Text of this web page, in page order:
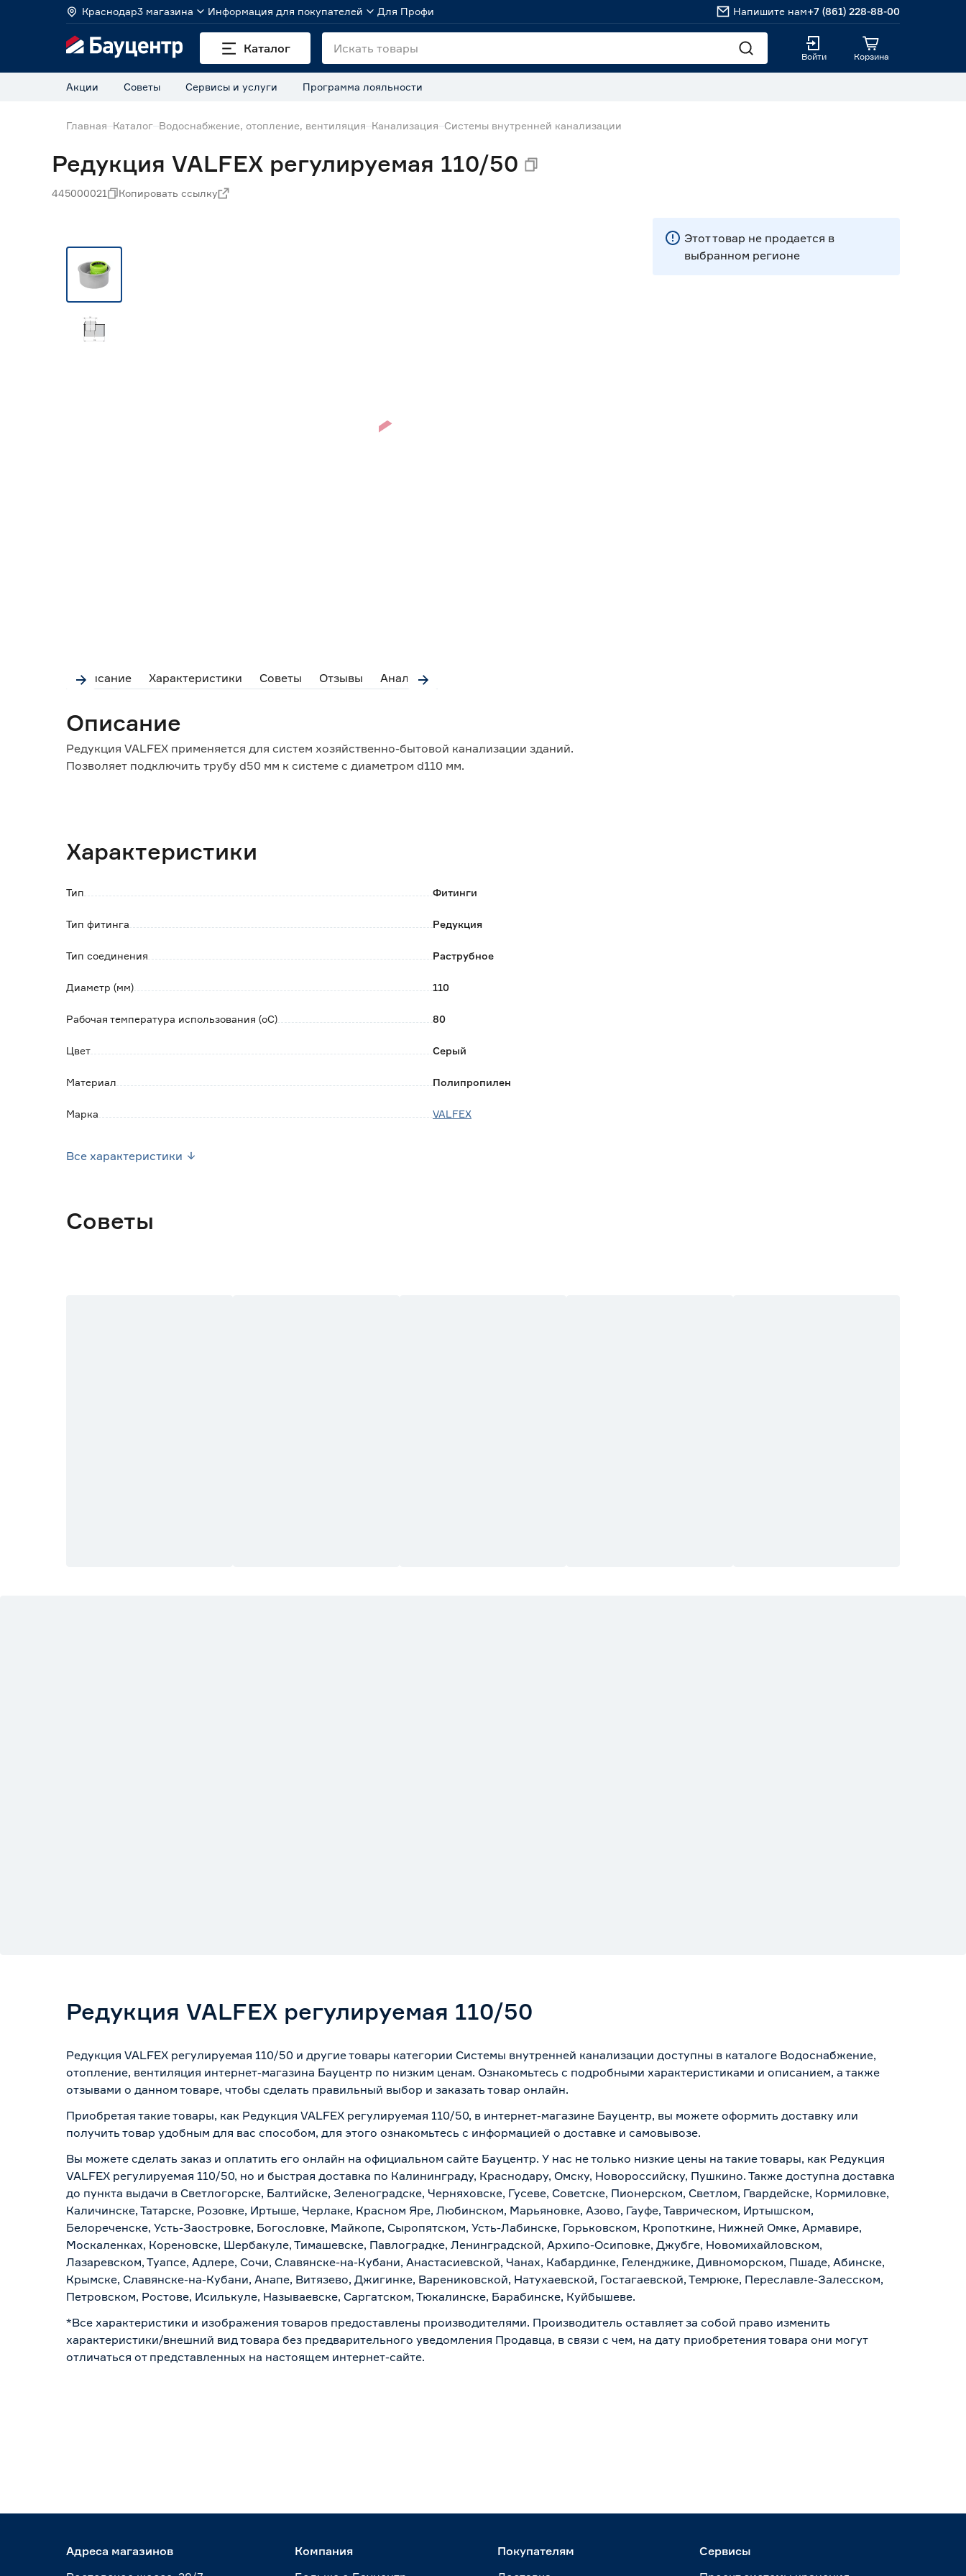
Краснодар3 магазина Информация для покупателей Для Профи Напишите нам+7 (861) 228-88-00
Каталог
Войти Корзина
Акции Советы Сервисы и услуги Программа лояльности
Главная Каталог Водоснабжение, отопление, вентиляция Канализация Системы внутренней канализации
Редукция VALFEX регулируемая 110/50
445000021 Копировать ссылку
Описание Характеристики Советы Отзывы Аналоги
Описание
Редукция VALFEX применяется для систем хозяйственно-бытовой канализации зданий.
Позволяет подключить трубу d50 мм к системе с диаметром d110 мм.
Характеристики
Тип Фитинги
Тип фитинга Редукция
Тип соединения Раструбное
Диаметр (мм) 110
Рабочая температура использования (оС) 80
Цвет Серый
Материал Полипропилен
Марка VALFEX
Все характеристики
Этот товар не продается в
выбранном регионе
Советы
Редукция VALFEX регулируемая 110/50
Редукция VALFEX регулируемая 110/50 и другие товары категории Системы внутренней канализации доступны в каталоге Водоснабжение,
отопление, вентиляция интернет-магазина Бауцентр по низким ценам. Ознакомьтесь с подробными характеристиками и описанием, а также
отзывами о данном товаре, чтобы сделать правильный выбор и заказать товар онлайн.
Приобретая такие товары, как Редукция VALFEX регулируемая 110/50, в интернет-магазине Бауцентр, вы можете оформить доставку или
получить товар удобным для вас способом, для этого ознакомьтесь с информацией о доставке и самовывозе.
Вы можете сделать заказ и оплатить его онлайн на официальном сайте Бауцентр. У нас не только низкие цены на такие товары, как Редукция
VALFEX регулируемая 110/50, но и быстрая доставка по Калининграду, Краснодару, Омску, Новороссийску, Пушкино. Также доступна доставка
до пункта выдачи в Светлогорске, Балтийске, Зеленоградске, Черняховске, Гусеве, Советске, Пионерском, Светлом, Гвардейске, Кормиловке,
Каличинске, Татарске, Розовке, Иртыше, Черлаке, Красном Яре, Любинском, Марьяновке, Азово, Гауфе, Таврическом, Иртышском,
Белореченске, Усть-Заостровке, Богословке, Майкопе, Сыропятском, Усть-Лабинске, Горьковском, Кропоткине, Нижней Омке, Армавире,
Москаленках, Кореновске, Шербакуле, Тимашевске, Павлоградке, Ленинградской, Архипо-Осиповке, Джубге, Новомихайловском,
Лазаревском, Туапсе, Адлере, Сочи, Славянске-на-Кубани, Анастасиевской, Чанах, Кабардинке, Геленджике, Дивноморском, Пшаде, Абинске,
Крымске, Славянске-на-Кубани, Анапе, Витязево, Джигинке, Варениковской, Натухаевской, Гостагаевской, Темрюке, Переславле-Залесском,
Петровском, Ростове, Исилькуле, Называевске, Саргатском, Тюкалинске, Барабинске, Куйбышеве.
*Все характеристики и изображения товаров предоставлены производителями. Производитель оставляет за собой право изменить
характеристики/внешний вид товара без предварительного уведомления Продавца, в связи с чем, на дату приобретения товара они могут
отличаться от представленных на настоящем интернет-сайте.
Адреса магазинов
Компания
Покупателям
Сервисы